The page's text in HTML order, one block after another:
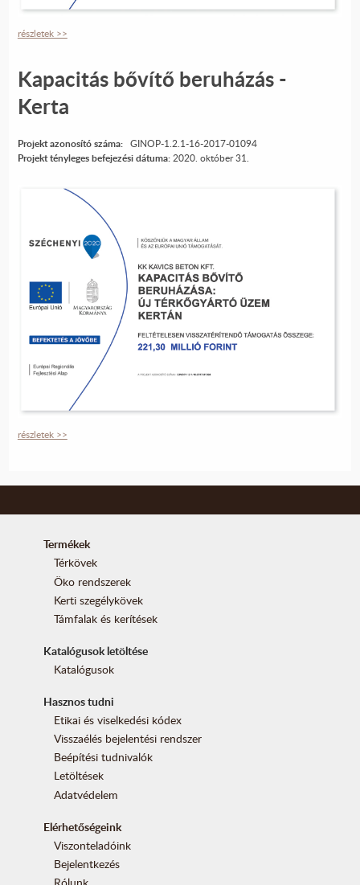
részletek >>
Kapacitás bővítő beruházás -
Kerta
Projekt azonosító száma:GINOP-1.2.1-16-2017-01094
Projekt tényleges befejezési dátuma:2020. október 31.
részletek >>
Termékek
Térkövek
Öko rendszerek
Kerti szegélykövek
Támfalak és kerítések
Katalógusok letöltése
Katalógusok
Hasznos tudni
Etikai és viselkedési kódex
Visszaélés bejelentési rendszer
Beépítési tudnivalók
Letöltések
Adatvédelem
Elérhetőségeink
Viszonteladóink
Bejelentkezés